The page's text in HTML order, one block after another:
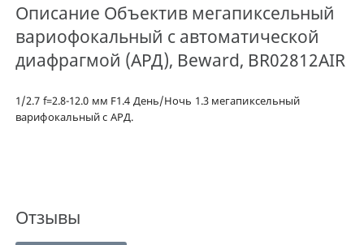
Описание Объектив мегапиксельный
вариофокальный с автоматической
диафрагмой (АРД), Beward, BR02812AIR
1/2.7 f=2.8-12.0 мм F1.4 День/Ночь 1.3 мегапиксельный
варифокальный с АРД.
Отзывы